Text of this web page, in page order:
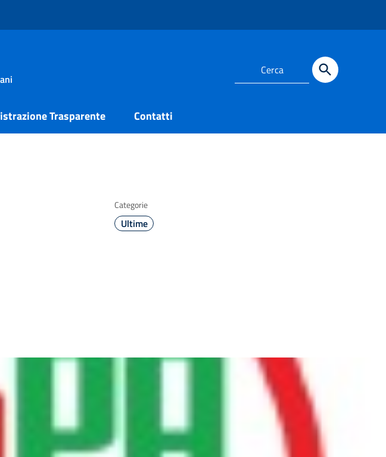
Trasparente Contatti
Categorie
Ultime